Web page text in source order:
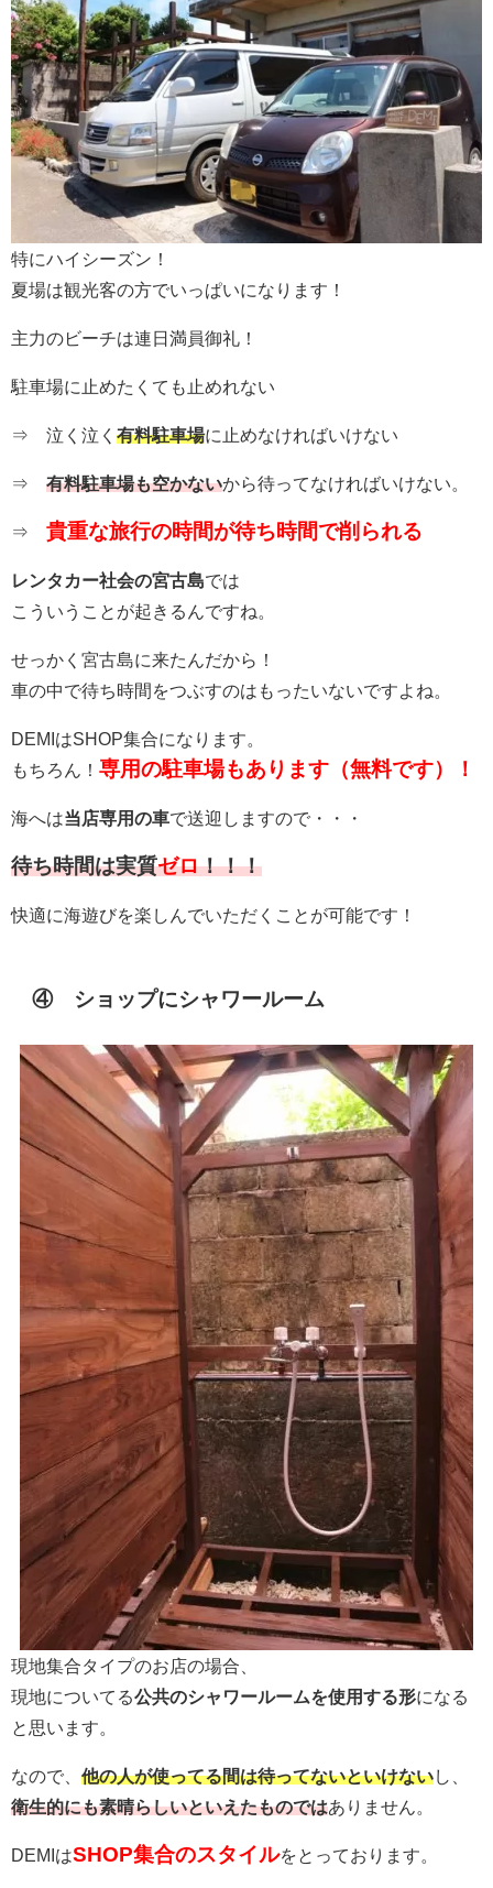
特にハイシーズン！
夏場は観光客の方でいっぱいになります！
主力のビーチは連日満員御礼！
駐車場に止めたくても止めれない
⇒ 泣く泣く 有料駐車場に止めなければいけない
⇒ 有料駐車場も空かないから待ってなければいけない。
⇒ 貴重な旅行の時間が待ち時間で削られる
レンタカー社会の宮古島では
こういうことが起きるんですね。
せっかく宮古島に来たんだから！
車の中で待ち時間をつぶすのはもったいないですよね。
DEMIはSHOP集合になります。
もちろん！ 専用の駐車場もあります（無料です）！
海へは当店専用の車で送迎しますので・・・
待ち時間は実質ゼロ！！！
快適に海遊びを楽しんでいただくことが可能です！
④ ショップにシャワールーム
現地集合タイプのお店の場合、
現地についてる公共のシャワールームを使用する形になる
と思います。
なので、 他の人が使ってる間は待ってないといけないし、
衛生的にも素晴らしいといえたものではありません。
DEMIはSHOP集合のスタイルをとっております。